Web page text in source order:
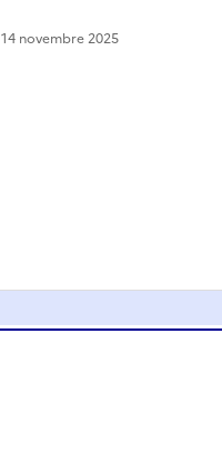
14 novembre 2025